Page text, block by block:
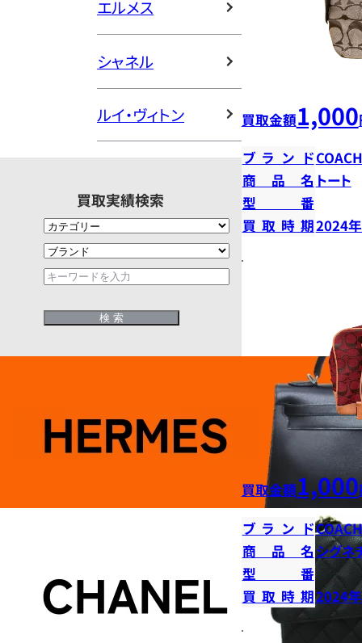
エルメス
シャネル
ルイ・ヴィトン
買取実績検索
買取金額1,000
ブランドCOACH
商品名 トート
型番
買取時期2024
買取金額1,000
ブランドCOACH
商品名 シグネ
型番
買取時期2024